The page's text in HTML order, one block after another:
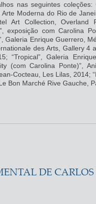
nas seguintes
Moderna do Rio de
Art Collection, Overland
exposição com Carolina
Galeria Enrique Guerrero,
des Arts, Gallery 4
“Tropical”, Galeria
(com Carolina Ponte)”,
Cocteau, Les Lilas, 2014;
Bon Marché Rive Gauche,
DE CARLOS